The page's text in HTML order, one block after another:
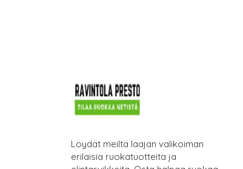
Löydät meiltä laajan valikoiman
erilaisia ruokatuotteita ja